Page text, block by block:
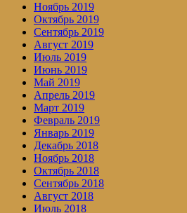
Ноябрь 2019
Октябрь 2019
Сентябрь 2019
Август 2019
Июль 2019
Июнь 2019
Май 2019
Апрель 2019
Март 2019
Февраль 2019
Январь 2019
Декабрь 2018
Ноябрь 2018
Октябрь 2018
Сентябрь 2018
Август 2018
Июль 2018